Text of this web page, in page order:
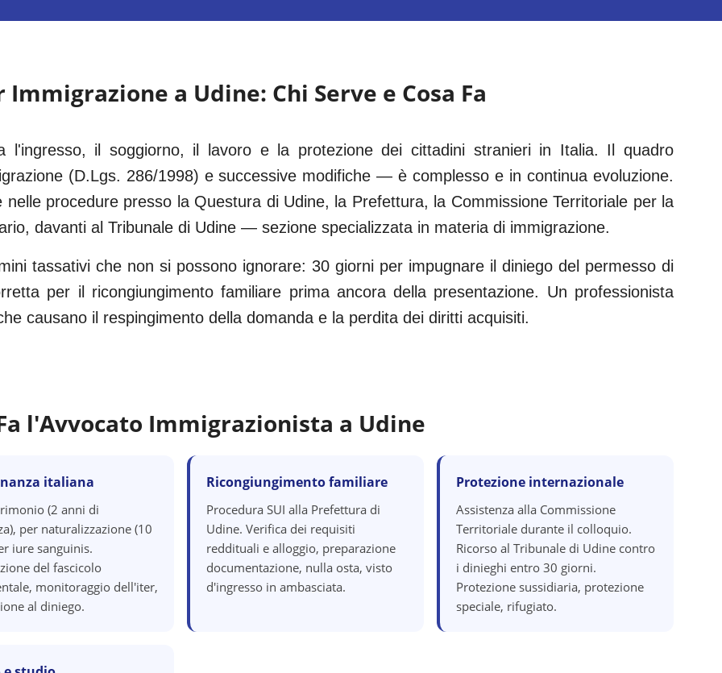
Immigrazione a Udine: Chi Serve e Cosa Fa
l'ingresso, il soggiorno, il lavoro e la protezione dei cittadini stranieri in Italia. Il quadro
(D.Lgs. 286/1998) e successive modifiche — è complesso e in continua evoluzione.
nelle procedure presso la Questura di Udine, la Prefettura, la Commissione Territoriale per la
davanti al Tribunale di Udine — sezione specializzata in materia di immigrazione.
tassativi che non si possono ignorare: 30 giorni per impugnare il diniego del permesso di
per il ricongiungimento familiare prima ancora della presentazione. Un professionista
causano il respingimento della domanda e la perdita dei diritti acquisiti.
l'Avvocato Immigrazionista a Udine
italiana
(2 anni di
per naturalizzazione (10
iure sanguinis.
del fascicolo
monitoraggio dell'iter,
al diniego.
Ricongiungimento familiare
Procedura SUI alla Prefettura di
Udine. Verifica dei requisiti
reddituali e alloggio, preparazione
documentazione, nulla osta, visto
d'ingresso in ambasciata.
Protezione internazionale
Assistenza alla Commissione
Territoriale durante il colloquio.
Ricorso al Tribunale di Udine contro
i dinieghi entro 30 giorni.
Protezione sussidiaria, protezione
speciale, rifugiato.